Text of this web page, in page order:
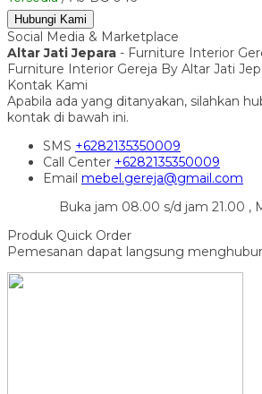
Hubungi Kami
Social Media & Marketplace
Altar Jati Jepara - Furniture Interior
Furniture Interior Gereja By Altar Jati
Kontak Kami
Apabila ada yang ditanyakan, silahkan
kontak di bawah ini.
SMS +6282135350009
Call Center +6282135350009
Email mebel.gereja@gmail.com
Buka jam 08.00 s/d jam 21.00 ,
Produk Quick Order
Pemesanan dapat langsung